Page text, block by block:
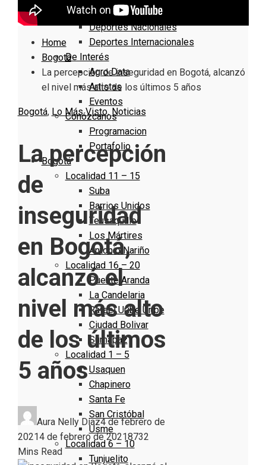
Deportes Locales
Deportes Nacionales
Deportes Internacionales
De Interés
Agro Data
Artistas
Eventos
Conózcanos
Programacion
Portafolio
Bogotá
Localidad 11 – 15
Suba
Barrios Unidos
Teusaquillo
Los Mártires
Antonio Nariño
Localidad 16 – 20
Puente Aranda
La Candelaria
Rafael Uribe Uribe
Ciudad Bolivar
Sumapaz
Localidad 1 – 5
Usaquen
Chapinero
Santa Fe
San Cristóbal
Usme
Localidad 6 – 10
Tunjuelito
Home
Bogotá
La percepción de inseguridad en Bogotá, alcanzó
el nivel más alto de los últimos 5 años
Bogotá, Lo Más Visto, Noticias
La percepción
de
inseguridad
en Bogotá,
alcanzó el
nivel más alto
de los últimos
5 años
Aura Nelly Díaz4 de febrero de
20214 de febrero de 20218732
Mins Read